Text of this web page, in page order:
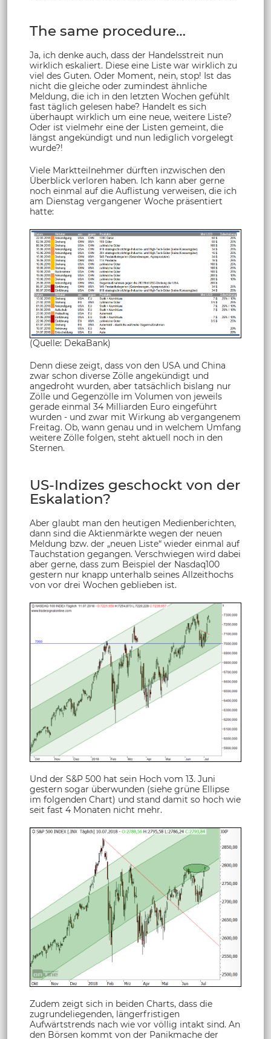
The same procedure…
Ja, ich denke auch, dass der Handelsstreit nun
wirklich eskaliert. Diese eine Liste war wirklich zu
viel des Guten. Oder Moment, nein, stop! Ist das
nicht die gleiche oder zumindest ähnliche
Meldung, die ich in den letzten Wochen gefühlt
fast täglich gelesen habe? Handelt es sich
überhaupt wirklich um eine neue, weitere Liste?
Oder ist vielmehr eine der Listen gemeint, die
längst angekündigt und nun lediglich vorgelegt
wurde?!
Viele Marktteilnehmer dürften inzwischen den
Überblick verloren haben. Ich kann aber gerne
noch einmal auf die Auflistung verweisen, die ich
am Dienstag vergangener Woche präsentiert
hatte:
(Quelle: DekaBank)
Denn diese zeigt, dass von den USA und China
zwar schon diverse Zölle angekündigt und
angedroht wurden, aber tatsächlich bislang nur
Zölle und Gegenzölle im Volumen von jeweils
gerade einmal 34 Milliarden Euro eingeführt
wurden - und zwar mit Wirkung ab vergangenem
Freitag. Ob, wann genau und in welchem Umfang
weitere Zölle folgen, steht aktuell noch in den
Sternen.
US-Indizes geschockt von der
Eskalation?
Aber glaubt man den heutigen Medienberichten,
dann sind die Aktienmärkte wegen der neuen
Meldung bzw. der „neuen Liste“ wieder einmal auf
Tauchstation gegangen. Verschwiegen wird dabei
aber gerne, dass zum Beispiel der Nasdaq100
gestern nur knapp unterhalb seines Allzeithochs
von vor drei Wochen geblieben ist.
Und der S&P 500 hat sein Hoch vom 13. Juni
gestern sogar überwunden (siehe grüne Ellipse
im folgenden Chart) und stand damit so hoch wie
seit fast 4 Monaten nicht mehr.
Zudem zeigt sich in beiden Charts, dass die
zugrundeliegenden, längerfristigen
Aufwärtstrends nach wie vor völlig intakt sind. An
den Börsen kommt von der Panikmache der